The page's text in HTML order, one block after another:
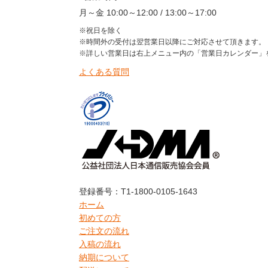
月～金 10:00～12:00 / 13:00～17:00
※祝日を除く
※時間外の受付は翌営業日以降にご対応させて頂きます。
※詳しい営業日は右上メニュー内の「営業日カレンダー」
よくある質問
登録番号：T1-1800-0105-1643
ホーム
初めての方
ご注文の流れ
入稿の流れ
納期について